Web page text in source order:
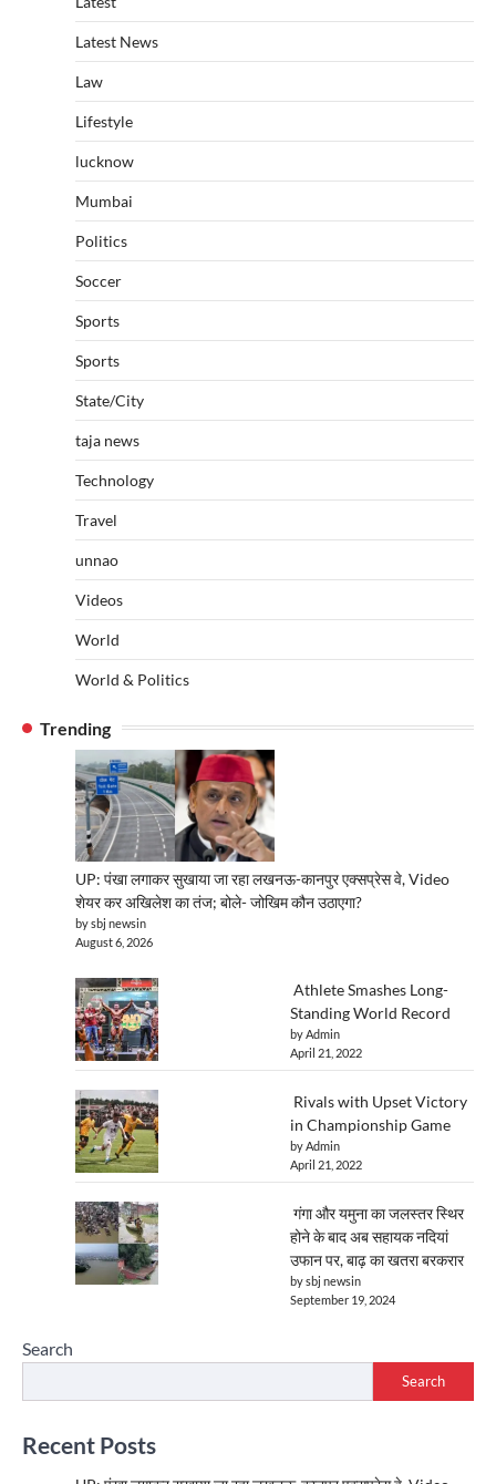
Latest News
Law
Lifestyle
lucknow
Mumbai
Politics
Soccer
Sports
Sports
State/City
taja news
Technology
Travel
unnao
Videos
World
World & Politics
Trending
UP: पंखा लगाकर सुखाया जा रहा लखनऊ-कानपुर एक्सप्रेस वे, Video
शेयर कर अखिलेश का तंज; बोले- जोखिम कौन उठाएगा?
by sbj newsin
August 6, 2026
Athlete Smashes Long-
Standing World Record
by Admin
April 21, 2022
Rivals with Upset Victory
in Championship Game
by Admin
April 21, 2022
गंगा और यमुना का जलस्तर स्थिर
होने के बाद अब सहायक नदियां
उफान पर, बाढ़ का खतरा बरकरार
by sbj newsin
September 19, 2024
Search
Search
Recent Posts